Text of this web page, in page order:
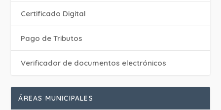
Certificado Digital
Pago de Tributos
Verificador de documentos electrónicos
ÁREAS MUNICIPALES